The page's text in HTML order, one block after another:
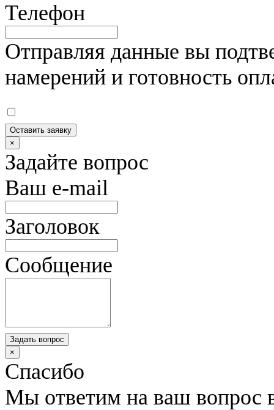
Телефон
Отправляя данные вы
намерений и готовность
Оставить заявку
×
Задайте вопрос
Ваш e-mail
Заголовок
Сообщение
Задать вопрос
×
Спасибо
Мы ответим на ваш вопрос